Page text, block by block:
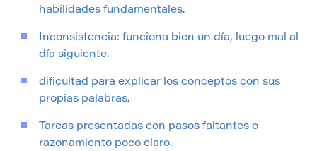
habilidades fundamentales.
Inconsistencia: funciona bien un día, luego mal al
día siguiente.
dificultad para explicar los conceptos con sus
propias palabras.
Tareas presentadas con pasos faltantes o
razonamiento poco claro.